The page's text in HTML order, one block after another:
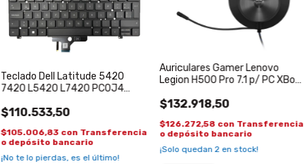
Teclado Dell Latitude 5420
7420 L5420 L7420 PC0J4
$110.533,50
$105.006,83 con Transferencia
o depósito bancario
¡No te lo pierdas, es el último!
Auriculares Gamer Lenovo
Legion H500 Pro 7.1 p/ PC XBox
$132.918,50
$126.272,58 con Transferencia
o depósito bancario
¡Solo quedan2 en stock!